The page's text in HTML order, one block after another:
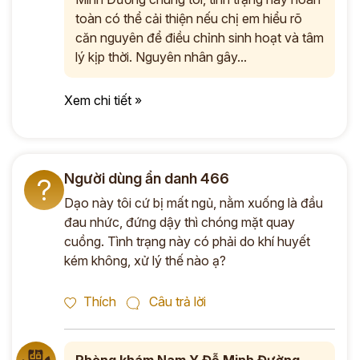
toàn có thể cải thiện nếu chị em hiểu rõ
căn nguyên để điều chỉnh sinh hoạt và tâm
lý kịp thời. Nguyên nhân gây...
Xem chi tiết »
? Người dùng ẩn danh 466
Dạo này tôi cứ bị mất ngủ, nằm xuống là đầu
đau nhức, đứng dậy thì chóng mặt quay
cuồng. Tình trạng này có phải do khí huyết
kém không, xử lý thế nào ạ?
Thích Câu trả lời